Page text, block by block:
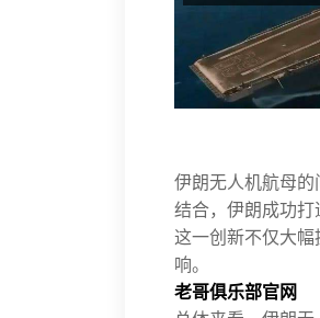
伊朗无人机航母
结合，伊朗成功打
这一创新不仅大
响。
老哥俱乐部官网